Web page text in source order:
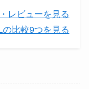
レビューを見る
比較9つを見る